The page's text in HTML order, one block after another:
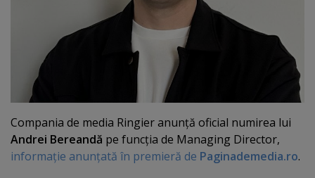
Compania de media Ringier anunţă oficial numirea lui
Andrei Bereandă pe funcţia de Managing Director,
informaţie anunţată în premieră de Paginademedia.ro.